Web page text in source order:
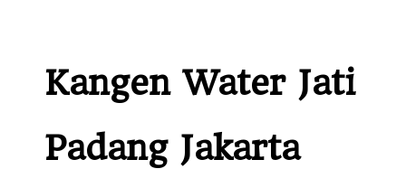
Kangen Water Jati
Padang Jakarta